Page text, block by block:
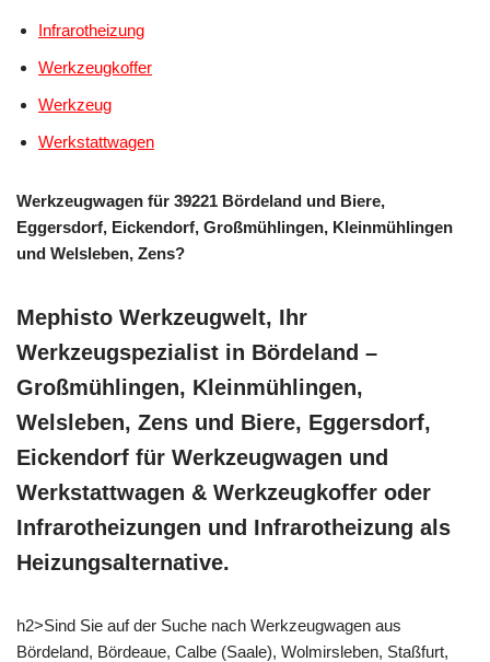
Infrarotheizung
Werkzeugkoffer
Werkzeug
Werkstattwagen
Werkzeugwagen für 39221 Bördeland und Biere,
Eggersdorf, Eickendorf, Großmühlingen, Kleinmühlingen
und Welsleben, Zens?
Mephisto Werkzeugwelt, Ihr
Werkzeugspezialist in Bördeland –
Großmühlingen, Kleinmühlingen,
Welsleben, Zens und Biere, Eggersdorf,
Eickendorf für Werkzeugwagen und
Werkstattwagen & Werkzeugkoffer oder
Infrarotheizungen und Infrarotheizung als
Heizungsalternative.
h2>Sind Sie auf der Suche nach Werkzeugwagen aus
Bördeland, Bördeaue, Calbe (Saale), Wolmirsleben, Staßfurt,